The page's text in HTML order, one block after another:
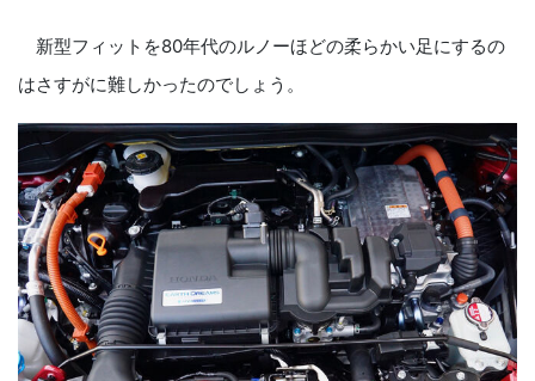
新型フィットを80年代のルノーほどの柔らかい足にするの
はさすがに難しかったのでしょう。